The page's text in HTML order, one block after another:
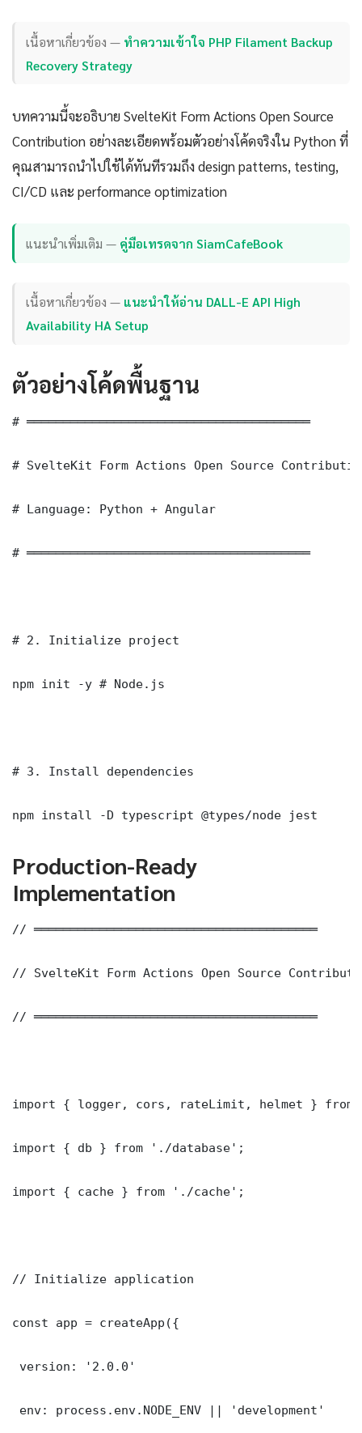
เนื้อหาเกี่ยวข้อง — ทำความเข้าใจ PHP Filament Backup
Recovery Strategy
บทความนี้จะอธิบาย SvelteKit Form Actions Open Source
Contribution อย่างละเอียดพร้อมตัวอย่างโค้ดจริงใน Python ที่
คุณสามารถนำไปใช้ได้ทันทีรวมถึง design patterns, testing,
CI/CD และ performance optimization
แนะนำเพิ่มเติม — คู่มือเทรดจาก SiamCafeBook
เนื้อหาเกี่ยวข้อง — แนะนำให้อ่าน DALL-E API High
Availability HA Setup
ตัวอย่างโค้ดพื้นฐาน
# ═══════════════════════════════════════
# SvelteKit Form Actions Open Source
# Language: Python + Angular
# ═══════════════════════════════════════
# 2. Initialize project
npm init -y # Node.js
# 3. Install dependencies
npm install -D typescript @types/node jest
Production-Ready
Implementation
// ═══════════════════════════════════════
// SvelteKit Form Actions Open Source
// ═══════════════════════════════════════
import { logger, cors, rateLimit, helmet } from
import { db } from './database';
import { cache } from './cache';
// Initialize application
const app = createApp({
version: '2.0.0'
env: process.env.NODE_ENV || 'development'